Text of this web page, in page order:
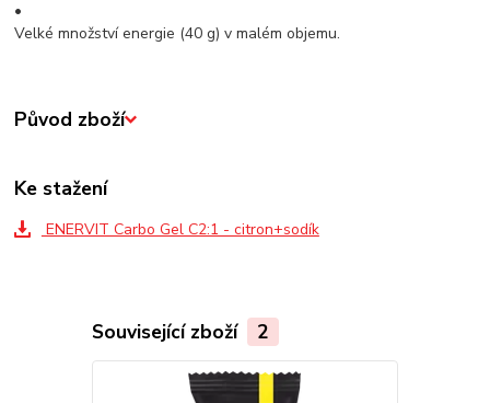
•
Velké množství energie (40 g) v malém objemu.
Původ zboží
Ke stažení
ENERVIT Carbo Gel C2:1 - citron+sodík
Související zboží 2